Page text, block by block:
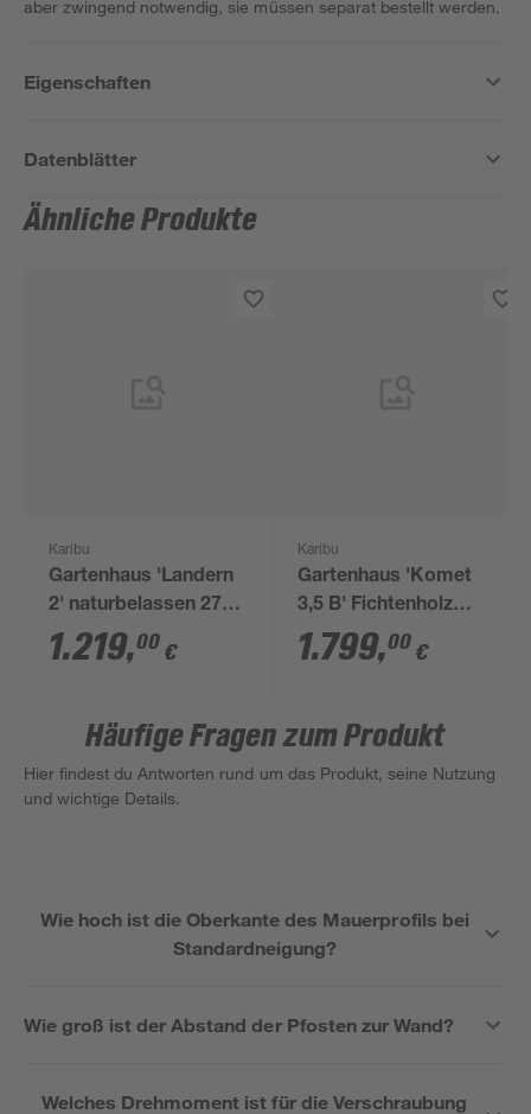
aber zwingend notwendig, sie müssen separat bestellt werden.
Eigenschaften
Datenblätter
Ähnliche Produkte
Karibu
Gartenhaus 'Landern
2' naturbelassen 276
x 222 x 232 cm
1.219,00 €
Karibu
Gartenhaus 'Komet
3,5 B' Fichtenholz
terragrau /
graualuminium 238,5
1.799,00 €
Häufige Fragen zum Produkt
Hier findest du Antworten rund um das Produkt, seine Nutzung
und wichtige Details.
Wie hoch ist die Oberkante des Mauerprofils bei
Standardneigung?
Wie groß ist der Abstand der Pfosten zur Wand?
Welches Drehmoment ist für die Verschraubung